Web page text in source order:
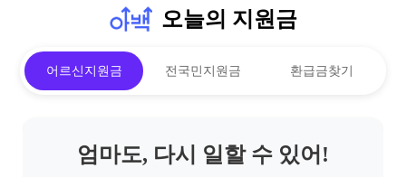
오늘의 지원금
어르신지원금 전국민지원금 환급금찾기
엄마도, 다시 일할 수 있어!